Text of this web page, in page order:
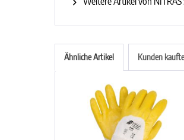
Ähnliche Artikel Kunden